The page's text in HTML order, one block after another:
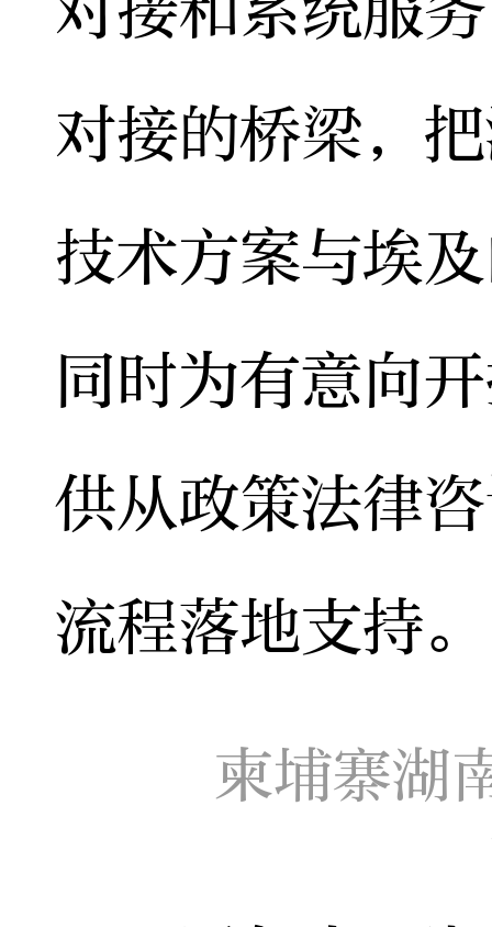
对接的桥梁，
技术方案与埃
同时为有意向
供从政策法律
流程落地支持。
柬埔寨湖